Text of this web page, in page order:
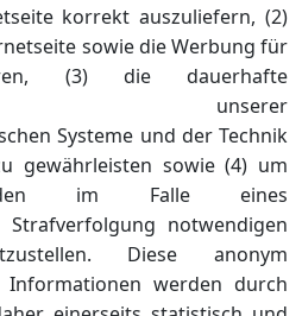
korrekt auszuliefern, (2)
sowie die Werbung für
(3) die dauerhafte
unserer
Systeme und der Technik
gewährleisten sowie (4) um
im Falle eines
notwendigen
Diese anonym
werden durch